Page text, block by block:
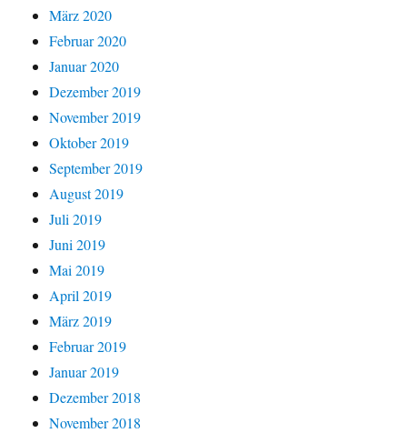
März 2020
Februar 2020
Januar 2020
Dezember 2019
November 2019
Oktober 2019
September 2019
August 2019
Juli 2019
Juni 2019
Mai 2019
April 2019
März 2019
Februar 2019
Januar 2019
Dezember 2018
November 2018